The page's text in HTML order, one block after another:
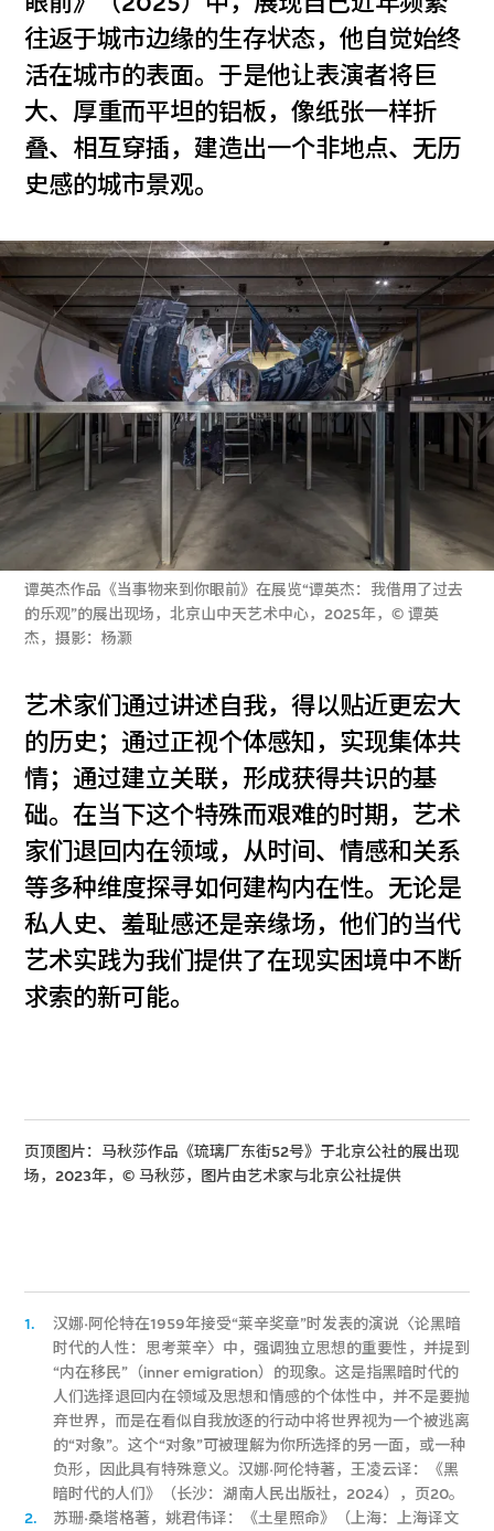
往返于城市边缘的生存状态，他自觉始终
活在城市的表面。于是他让表演者将巨
大、厚重而平坦的铝板，像纸张一样折
叠、相互穿插，建造出一个非地点、无历
史感的城市景观。
谭英杰作品《当事物来到你眼前》在展览“谭英杰：我借用了过去
的乐观”的展出现场，北京山中天艺术中心，2025年，© 谭英
杰，摄影：杨灏
艺术家们通过讲述自我，得以贴近更宏大
的历史；通过正视个体感知，实现集体共
情；通过建立关联，形成获得共识的基
础。在当下这个特殊而艰难的时期，艺术
家们退回内在领域，从时间、情感和关系
等多种维度探寻如何建构内在性。无论是
私人史、羞耻感还是亲缘场，他们的当代
艺术实践为我们提供了在现实困境中不断
求索的新可能。
页顶图片：马秋莎作品《琉璃厂东街52号》于北京公社的展出现
场，2023年，© 马秋莎，图片由艺术家与北京公社提供
1.
汉娜·阿伦特在1959年接受“莱辛奖章”时发表的演说〈论黑暗
时代的人性：思考莱辛〉中，强调独立思想的重要性，并提到
“内在移民”（inner emigration）的现象。这是指黑暗时代的
人们选择退回内在领域及思想和情感的个体性中，并不是要抛
弃世界，而是在看似自我放逐的行动中将世界视为一个被逃离
的“对象”。这个“对象”可被理解为你所选择的另一面，或一种
负形，因此具有特殊意义。汉娜·阿伦特著，王凌云译：《黑
暗时代的人们》（长沙：湖南人民出版社，2024），页20。
2.
苏珊·桑塔格著，姚君伟译：《土星照命》（上海：上海译文